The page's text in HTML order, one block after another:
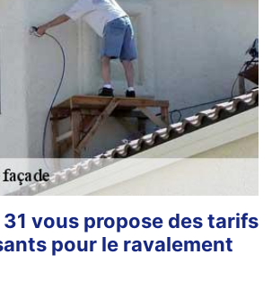
vous propose des tarifs
pour le ravalement